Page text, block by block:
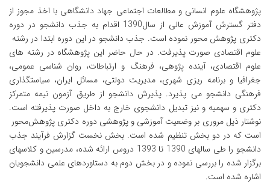
پژوهشگاه علوم انسانی و مطالعات اجتماعی جهاد دانشگاهی با اخذ مجوز از
دفتر گسترش آموزش عالی از سال1390 اقدام به جذب دانشجو در دوره
دکتری پژوهش محور نموده است. جذب دانشجو در این دوره ابتدا در رشته
علوم اقتصادی صورت پذیرفت. در حال حاضر این پژوهشگاه در رشته های
علوم اقتصادی، آینده پژوهی، فرهنگ و ارتباطات، روان شناسی عمومی،
جغرافیا و برنامه ریزی شهری، مدیریت دولتی، مسائل ایران، سیاستگذاری
فرهنگی دانشجو می پذیرد. پذیرش دانشجو از طریق آزمون نیمه متمرکز
دکتری و سهمیه و نیز تبدیل دانشجوی خارج به داخل صورت پذیرفته است.
نوشتار ذیل مروری بر وضعیت آموزشی و پژوهشی دوره دکتری پژوهش‌محور
است که در دو بخش تنظیم شده است. بخش نخست گزارش فرآیند جذب
دانشجو را طی سالهای 1390 تا 1393 دروس ارائه شده، مدرسین و کلاس‏های
برگزار شده را بررسی نموده و در بخش دوم به دستاوردهای علمی دانشجویان
اشاره شده است.